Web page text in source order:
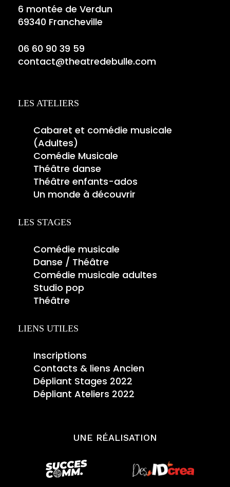
6 montée de Verdun
69340 Francheville
06 60 90 39 59
contact@theatredebulle.com
LES ATELIERS
Cabaret et comédie musicale
(Adultes)
Comédie Musicale
Théâtre danse
Théâtre enfants-ados
Un monde à découvrir
LES STAGES
Comédie musicale
Danse / Théâtre
Comédie musicale adultes
Studio pop
Théâtre
LIENS UTILES
Inscriptions
Contacts & liens Ancien
Dépliant Stages 2022
Dépliant Ateliers 2022
UNE RÉALISATION